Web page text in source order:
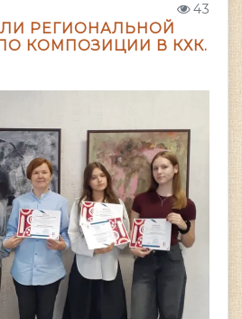
43
РЕГИОНАЛЬНОЙ
КОМПОЗИЦИИ В КХК.